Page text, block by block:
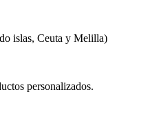
islas, Ceuta y Melilla)
personalizados.